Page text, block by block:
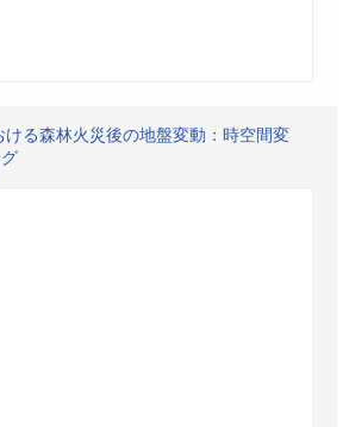
ける森林火災後の地盤変動：時空間変